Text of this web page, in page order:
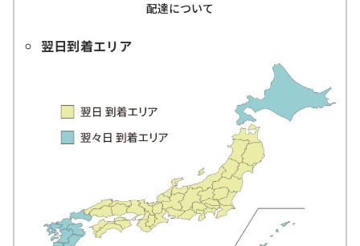
配達について
翌日到着エリア